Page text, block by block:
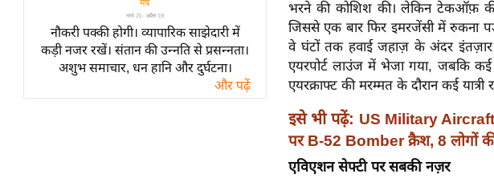
व्रत
त्योहार
राशिफल
विशेष
नौकरी पक्की होगी। व्यापारिक साझेदारी में
कड़ी नजर रखें। संतान की उन्नति से प्रसन्नता।
अशुभ समाचार, धन हानि और दुर्घटना।
और पढ़ें
भरने की कोशिश की। लेकिन टेकऑफ़
जिससे एक बार फिर इमरजेंसी में रुकना
वे घंटों तक हवाई जहाज़ के अंदर इंतज़ार
एयरपोर्ट लाउंज में भेजा गया, जबकि कई
एयरक्राफ्ट की मरम्मत के दौरान कई यात्री
इसे भी पढ़ें: US Military Aircraft
पर B-52 Bomber क्रैश, 8 लोगों
एविएशन सेफ्टी पर सबकी नज़र